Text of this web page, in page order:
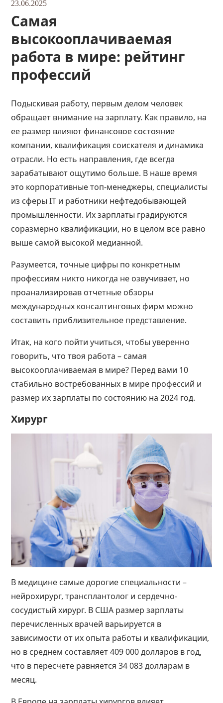
23.06.2025
Самая
высокооплачиваемая
работа в мире: рейтинг
профессий
Подыскивая работу, первым делом человек
обращает внимание на зарплату. Как правило, на
ее размер влияют финансовое состояние
компании, квалификация соискателя и динамика
отрасли. Но есть направления, где всегда
зарабатывают ощутимо больше. В наше время
это корпоративные топ-менеджеры, специалисты
из сферы IT и работники нефтедобывающей
промышленности. Их зарплаты градируются
соразмерно квалификации, но в целом все равно
выше самой высокой медианной.
Разумеется, точные цифры по конкретным
профессиям никто никогда не озвучивает, но
проанализировав отчетные обзоры
международных консалтинговых фирм можно
составить приблизительное представление.
Итак, на кого пойти учиться, чтобы уверенно
говорить, что твоя работа – самая
высокооплачиваемая в мире? Перед вами 10
стабильно востребованных в мире профессий и
размер их зарплаты по состоянию на 2024 год.
Хирург
В медицине самые дорогие специальности –
нейрохирург, трансплантолог и сердечно-
сосудистый хирург. В США размер зарплаты
перечисленных врачей варьируется в
зависимости от их опыта работы и квалификации,
но в среднем составляет 409 000 долларов в год,
что в пересчете равняется 34 083 долларам в
месяц.